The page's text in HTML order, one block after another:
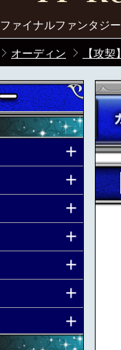
ファイナルファンタジ
オーディン 【攻